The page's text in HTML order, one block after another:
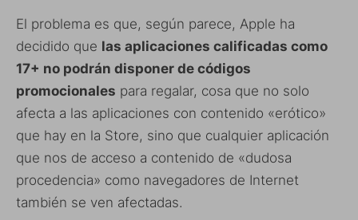
El problema es que, según parece, Apple ha
decidido que las aplicaciones calificadas como
17+ no podrán disponer de códigos
promocionales para regalar, cosa que no solo
afecta a las aplicaciones con contenido «erótico»
que hay en la Store, sino que cualquier aplicación
que nos de acceso a contenido de «dudosa
procedencia» como navegadores de Internet
también se ven afectadas.